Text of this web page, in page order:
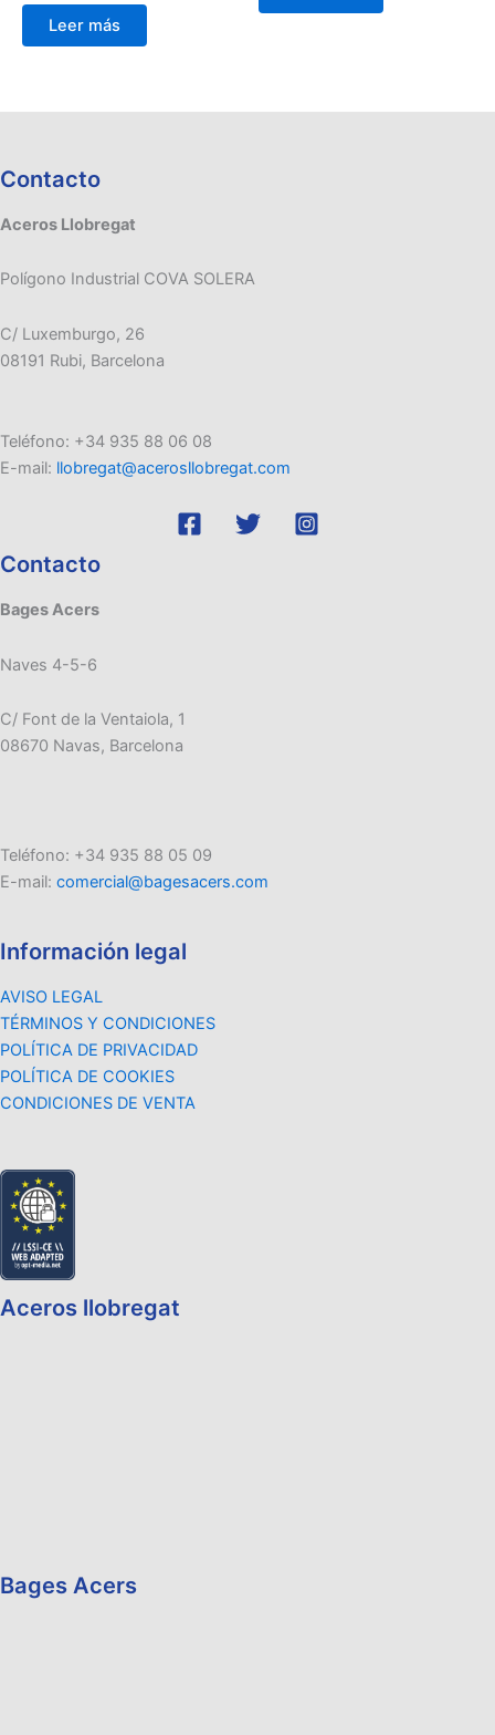
Leer más
Contacto
Aceros Llobregat
Polígono Industrial COVA SOLERA
C/ Luxemburgo, 26
08191 Rubi, Barcelona
Teléfono: +34 935 88 06 08
E-mail: llobregat@acerosllobregat.com
Contacto
Bages Acers
Naves 4-5-6
C/ Font de la Ventaiola, 1
08670 Navas, Barcelona
Teléfono: +34 935 88 05 09
E-mail: comercial@bagesacers.com
Información legal
AVISO LEGAL
TÉRMINOS Y CONDICIONES
POLÍTICA DE PRIVACIDAD
POLÍTICA DE COOKIES
CONDICIONES DE VENTA
Aceros llobregat
Bages Acers